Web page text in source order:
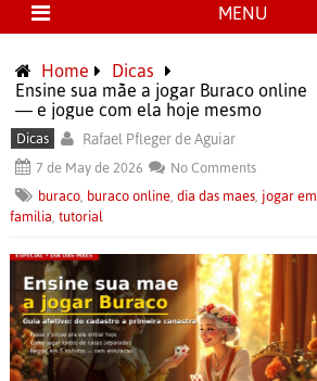
MENU
Home
Dicas
Ensine sua mãe a jogar Buraco online
— e jogue com ela hoje mesmo
Dicas Rafael Pfleger de Aguiar
7 de May de 2026
No Comments
buraco, buraco online, dia das maes, jogar em
familia, tutorial